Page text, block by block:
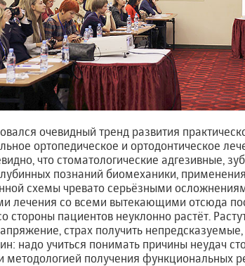
очевидный тренд развития
ортопедическое и ортодонтическое
что стоматологические адгезивные,
познаний биомеханики,
схемы чревато серьёзными
лечения со всеми вытекающими отсюда
стороны пациентов неуклонно растёт.
страх получить
надо учиться понимать причины неудач
получения функциональных